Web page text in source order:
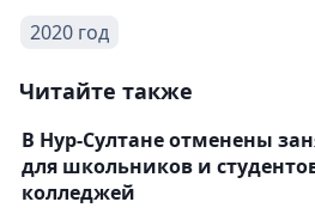
2020 год
Читайте также
В Нур-Султане отменены
для школьников и
колледжей